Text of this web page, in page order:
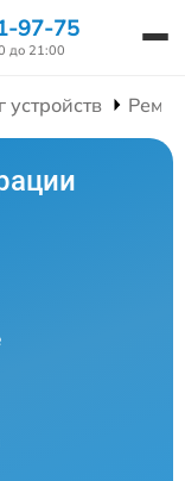
97-75
до 21:00
устройств